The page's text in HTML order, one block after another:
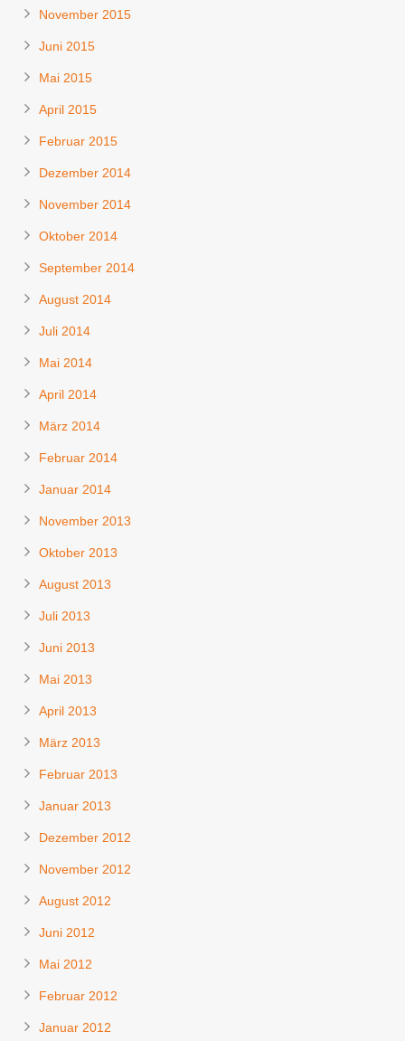
November 2015
Juni 2015
Mai 2015
April 2015
Februar 2015
Dezember 2014
November 2014
Oktober 2014
September 2014
August 2014
Juli 2014
Mai 2014
April 2014
März 2014
Februar 2014
Januar 2014
November 2013
Oktober 2013
August 2013
Juli 2013
Juni 2013
Mai 2013
April 2013
März 2013
Februar 2013
Januar 2013
Dezember 2012
November 2012
August 2012
Juni 2012
Mai 2012
Februar 2012
Januar 2012